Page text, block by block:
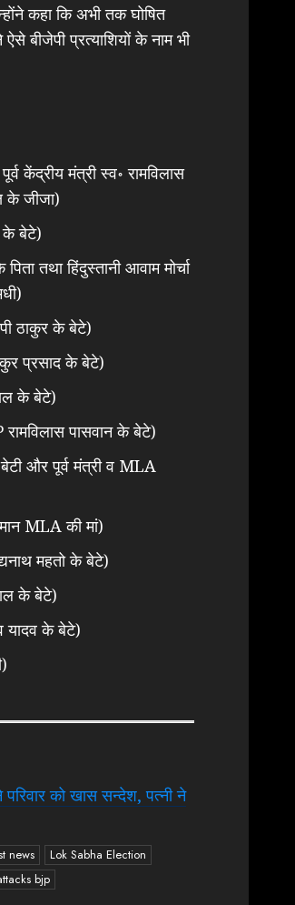
कहा कि अभी तक घोषित
ऐसे बीजेपी प्रत्याशियों के नाम भी
केंद्रीय मंत्री स्व॰ रामविलास
के जीजा)
के बेटे)
तथा हिंदुस्तानी आवाम मोर्चा
ठाकुर के बेटे)
प्रसाद के बेटे)
के बेटे)
रामविलास पासवान के बेटे)
और पूर्व मंत्री व MLA
MLA की मां)
महतो के बेटे)
के बेटे)
यादव के बेटे)
को खास सन्देश, पत्नी ने
news
Lok Sabha Election
bjp